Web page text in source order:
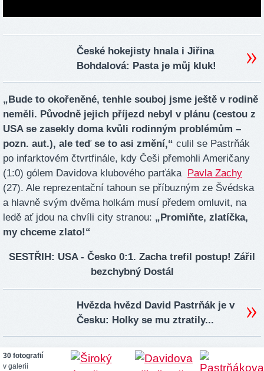
České hokejisty hnala i Jiřina
Bohdalová: Pasta je můj kluk!
„Bude to okořeněné, tenhle souboj jsme ještě v rodině
neměli. Původně jejich příjezd nebyl v plánu (cestou z
USA se zasekly doma kvůli rodinným problémům –
pozn. aut.), ale teď se to asi změní,“ culil se Pastrňák
po infarktovém čtvrtfinále, kdy Češi přemohli Američany
(1:0) gólem Davidova klubového parťáka Pavla Zachy
(27). Ale reprezentační tahoun se příbuzným ze Švédska
a hlavně svým dvěma holkám musí předem omluvit, na
ledě ať jdou na chvíli city stranou: „Promiňte, zlatíčka,
my chceme zlato!“
SESTŘIH: USA - Česko 0:1. Zacha trefil postup! Zářil
bezchybný Dostál
Hvězda hvězd David Pastrňák je v
Česku: Holky se mu ztratily...
30 fotografií
v galerii